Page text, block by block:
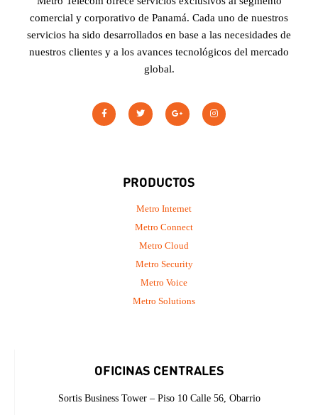
comercial y corporativo de Panamá. Cada uno de nuestros
servicios ha sido desarrollados en base a las necesidades de
nuestros clientes y a los avances tecnológicos del mercado
global.
PRODUCTOS
Metro Internet
Metro Connect
Metro Cloud
Metro Security
Metro Voice
Metro Solutions
OFICINAS CENTRALES
Sortis Business Tower – Piso 10 Calle 56, Obarrio